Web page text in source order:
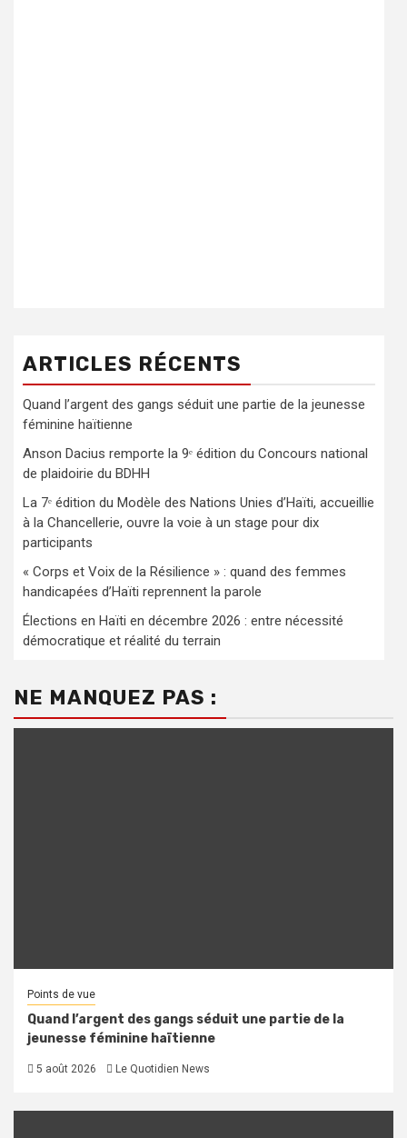
ARTICLES RÉCENTS
Quand l’argent des gangs séduit une partie de la jeunesse
féminine haïtienne
Anson Dacius remporte la 9ᵉ édition du Concours national
de plaidoirie du BDHH
La 7ᵉ édition du Modèle des Nations Unies d’Haïti, accueillie
à la Chancellerie, ouvre la voie à un stage pour dix
participants
« Corps et Voix de la Résilience » : quand des femmes
handicapées d’Haïti reprennent la parole
Élections en Haïti en décembre 2026 : entre nécessité
démocratique et réalité du terrain
NE MANQUEZ PAS :
Points de vue
Quand l’argent des gangs séduit une partie de la
jeunesse féminine haïtienne
5 août 2026 Le Quotidien News